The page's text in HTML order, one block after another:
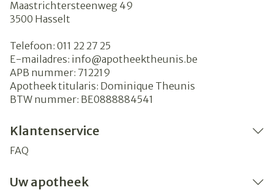
Maastrichtersteenweg 49
3500 Hasselt
Telefoon: 011 22 27 25
E-mailadres: info@apotheektheunis.be
APB nummer: 712219
Apotheek titularis: Dominique Theunis
BTW nummer: BE0888884541
Klantenservice
FAQ
Uw apotheek